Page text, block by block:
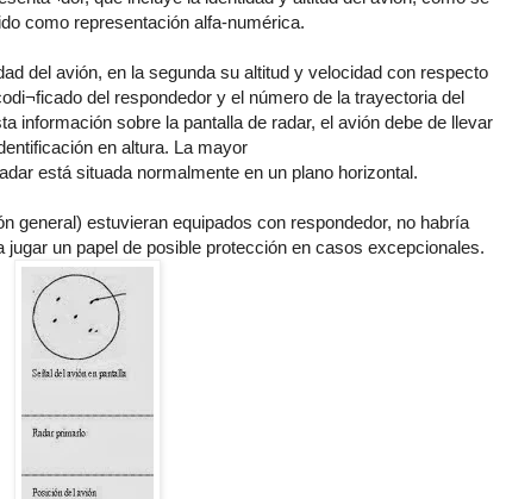
como representación alfa-numérica.
del avión, en la segunda su altitud y velocidad con respecto
del respondedor y el número de la trayectoria del
información sobre la pantalla de radar, el avión debe de llevar
en altura. La mayor
está situada normalmente en un plano horizontal.
general) estuvieran equipados con respondedor, no habría
un papel de posible protección en casos excepcionales.